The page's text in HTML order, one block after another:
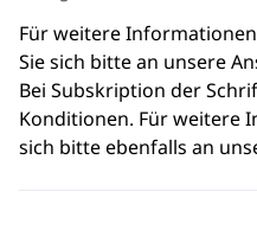
Für weitere
Sie sich bitte an unsere
Bei Subskription der
Konditionen. Für weitere
sich bitte ebenfalls an